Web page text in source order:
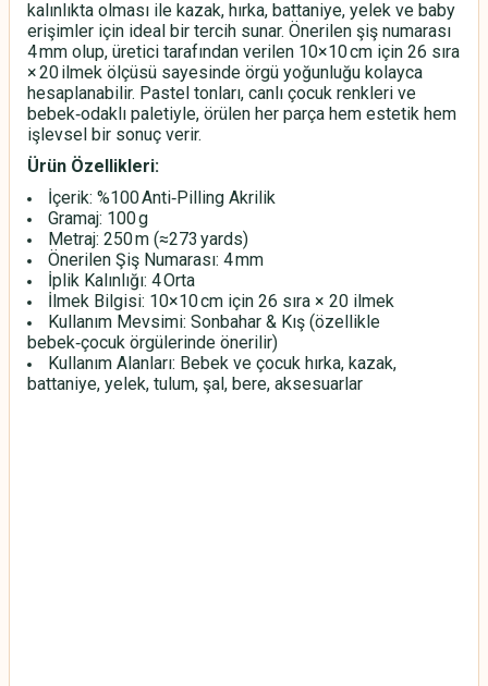
kalınlıkta olması ile kazak, hırka, battaniye, yelek ve baby
erişimler için ideal bir tercih sunar. Önerilen şiş numarası
4 mm olup, üretici tarafından verilen 10×10 cm için 26 sıra
× 20 ilmek ölçüsü sayesinde örgü yoğunluğu kolayca
hesaplanabilir. Pastel tonları, canlı çocuk renkleri ve
bebek‑odaklı paletiyle, örülen her parça hem estetik hem
işlevsel bir sonuç verir.
Ürün Özellikleri:
İçerik: %100 Anti‑Pilling Akrilik
Gramaj: 100 g
Metraj: 250 m (≈273 yards)
Önerilen Şiş Numarası: 4 mm
İplik Kalınlığı: 4 Orta
İlmek Bilgisi: 10×10 cm için 26 sıra × 20 ilmek
Kullanım Mevsimi: Sonbahar & Kış (özellikle
bebek‑çocuk örgülerinde önerilir)
Kullanım Alanları: Bebek ve çocuk hırka, kazak,
battaniye, yelek, tulum, şal, bere, aksesuarlar